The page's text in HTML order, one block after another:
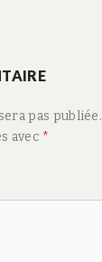
pas publiée.
avec *